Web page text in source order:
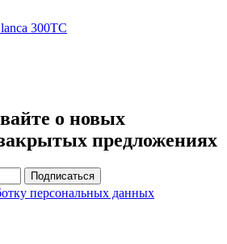
300TC
о новых
предложениях
Подписаться
персональных данных